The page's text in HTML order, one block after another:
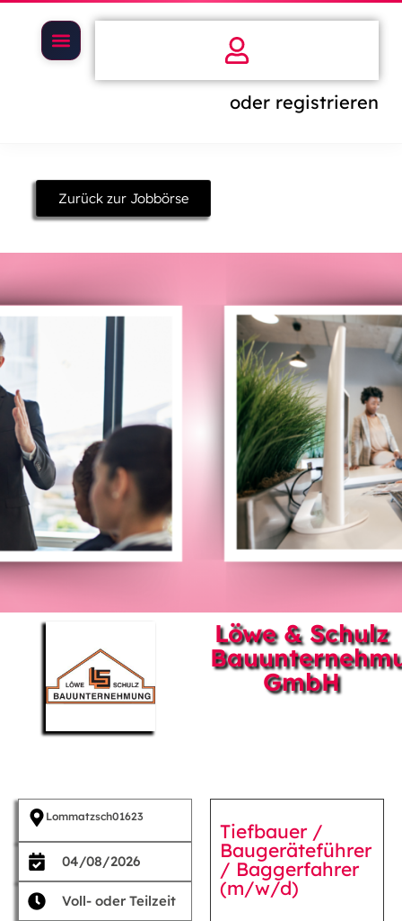
oder registrieren
Zurück zur Jobbörse
Löwe & Schulz
GmbH
Lommatzsch01623
04/08/2026
Voll- oder Teilzeit
Tiefbauer /
Baugeräteführer
/ Baggerfahrer
(m/w/d)